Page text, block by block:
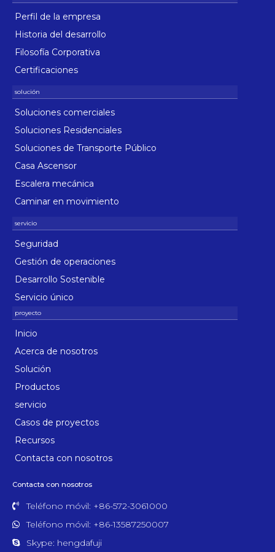
Perfil de la empresa
Historia del desarrollo
Filosofía Corporativa
Certificaciones
Soluciones comerciales
Soluciones Residenciales
Soluciones de Transporte Público
Casa Ascensor
Escalera mecánica
Caminar en movimiento
Seguridad
Gestión de operaciones
Desarrollo Sostenible
Servicio único
Inicio
Acerca de nosotros
Solución
Productos
servicio
Casos de proyectos
Recursos
Contacta con nosotros
Contacta con nosotros
Teléfono móvil: +86-572-3061000
Teléfono móvil: +86-13587250007
Skype: hengdafuji